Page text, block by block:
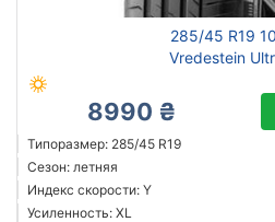
285/45 R19
Vredestein
8990 ₴
Типоразмер: 285/45 R19
Сезон: летняя
Индекс скорости: Y
Усиленность: XL
Triangle
Hankook
Goodyear
Bridgestone
Pirelli